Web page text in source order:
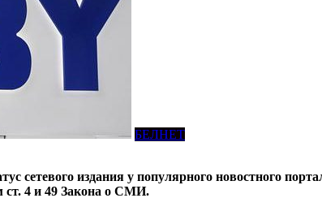
БЕЛНЕТ
сетевого издания у популярного новостного
ст. 4 и 49 Закона о СМИ.